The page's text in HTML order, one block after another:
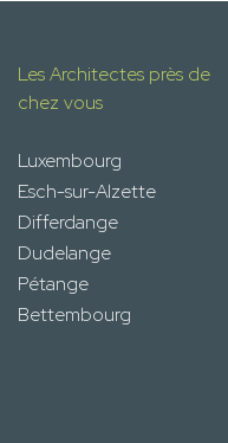
Les Architectes près de
chez vous
Luxembourg
Esch-sur-Alzette
Differdange
Dudelange
Pétange
Bettembourg